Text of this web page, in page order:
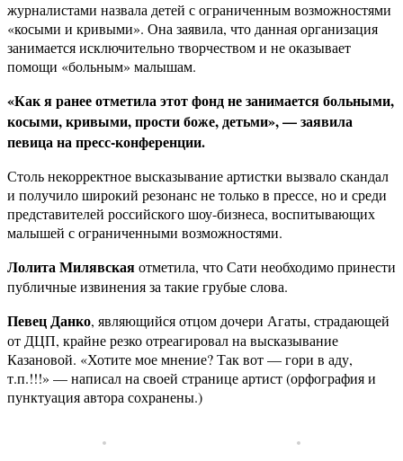
журналистами назвала детей с ограниченным возможностями
«косыми и кривыми». Она заявила, что данная организация
занимается исключительно творчеством и не оказывает
помощи «больным» малышам.
«Как я ранее отметила этот фонд не занимается больными,
косыми, кривыми, прости боже, детьми», — заявила
певица на пресс-конференции.
Столь некорректное высказывание артистки вызвало скандал
и получило широкий резонанс не только в прессе, но и среди
представителей российского шоу-бизнеса, воспитывающих
малышей с ограниченными возможностями.
Лолита Милявскаяотметила, что Сати необходимо принести
публичные извинения за такие грубые слова.
Певец Данко, являющийся отцом дочери Агаты, страдающей
от ДЦП, крайне резко отреагировал на высказывание
Казановой. «Хотите мое мнение? Так вот — гори в аду,
т.п.!!!» — написал на своей странице артист (орфография и
пунктуация автора сохранены.)